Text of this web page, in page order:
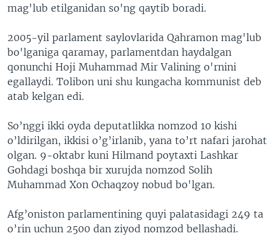
mag'lub etilganidan so'ng qaytib boradi.
2005-yil parlament saylovlarida Qahramon mag'lub
bo'lganiga qaramay, parlamentdan haydalgan
qonunchi Hoji Muhammad Mir Valining o'rnini
egallaydi. Tolibon uni shu kungacha kommunist deb
atab kelgan edi.
So’nggi ikki oyda deputatlikka nomzod 10 kishi
o’ldirilgan, ikkisi o’g’irlanib, yana to’rt nafari jarohat
olgan. 9-oktabr kuni Hilmand poytaxti Lashkar
Gohdagi boshqa bir xurujda nomzod Solih
Muhammad Xon Ochaqzoy nobud bo'lgan.
Afg’oniston parlamentining quyi palatasidagi 249 ta
o’rin uchun 2500 dan ziyod nomzod bellashadi.